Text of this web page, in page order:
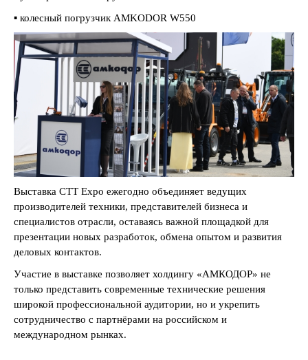
▪️ колесный погрузчик AMKODOR W550
Выставка СТТ Expo ежегодно объединяет ведущих
производителей техники, представителей бизнеса и
специалистов отрасли, оставаясь важной площадкой для
презентации новых разработок, обмена опытом и развития
деловых контактов.
Участие в выставке позволяет холдингу «АМКОДОР» не
только представить современные технические решения
широкой профессиональной аудитории, но и укрепить
сотрудничество с партнёрами на российском и
международном рынках.